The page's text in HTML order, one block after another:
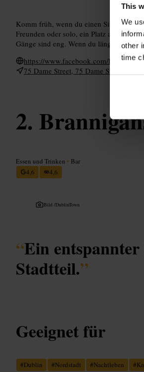
This
We
other
time
Komm früh, wenn du einen Sitzplatz
Freunden oder solo, ein Platz an der
Gänge sind eng. Wenn du länger
https://www.facebook.com/
75 Dame Street, 75 Dame St, Temple
Essen und Trinken • Bar
4,6
4,6
Bild /DublinTown
“Ein
Stadtteil.”
Geeignet für
#Dublin #Nordstadt #Nachtleben #